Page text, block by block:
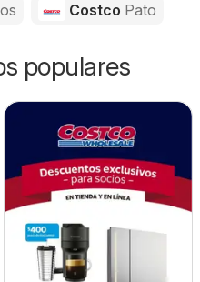
Costco Pato
populares